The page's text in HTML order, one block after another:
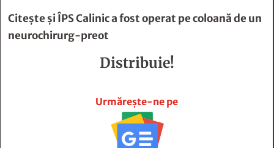
Citește șiÎPS Calinic a fost operat pe coloană de un
neurochirurg-preot
Distribuie!
Urmărește-ne pe